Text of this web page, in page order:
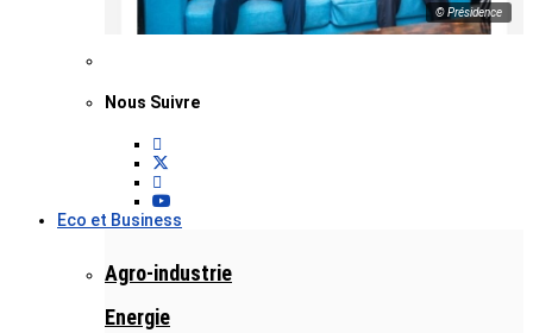
© Présidence
Nous Suivre
Eco et Business
Agro-industrie
Energie